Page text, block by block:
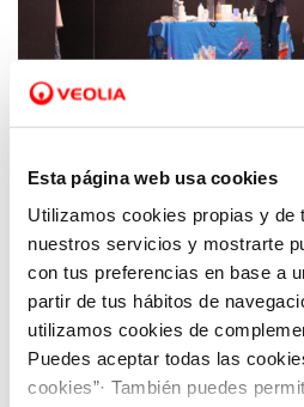
Esta página web usa cookies
Utilizamos cookies propias y de
nuestros servicios y mostrarte
con tus preferencias en base a
partir de tus hábitos de
utilizamos cookies de
Puedes aceptar todas las
cookies”· También puedes
21 MAR 2019
Jóvenes de San Javier
agua con un divertido